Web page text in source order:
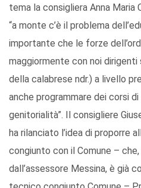
tema la consigliera Anna Maria
“a monte c’è il problema
importante che le forze
maggiormente con noi
della calabrese ndr.) a livello
anche programmare dei corsi
genitorialità”. Il consigliere
ha rilanciato l’idea di proporre
congiunto con il Comune –
dall’assessore Messina, è già